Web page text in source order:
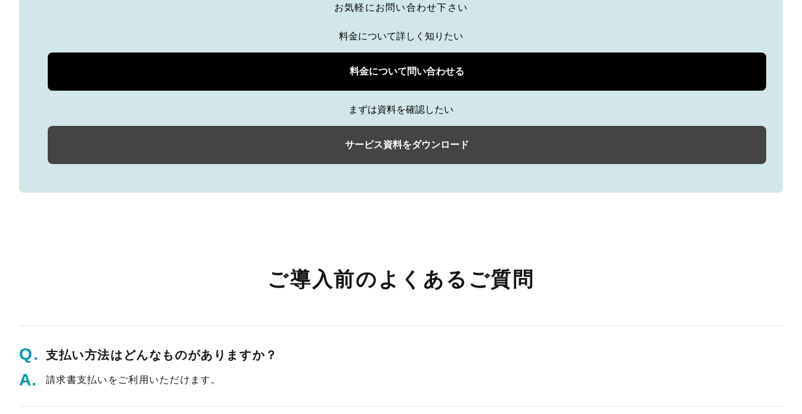
お気軽にお問い合わせ下さい
料金について詳しく知りたい
料金について問い合わせる
まずは資料を確認したい
サービス資料をダウンロード
ご導入前のよくあるご質問
支払い方法はどんなものがありますか？
請求書支払いをご利用いただけます。